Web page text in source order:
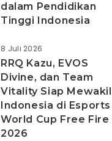
dalam Pendidikan
Tinggi Indonesia
8 Juli 2026
RRQ Kazu, EVOS
Divine, dan Team
Vitality Siap
Indonesia di Esports
World Cup Free Fire
2026